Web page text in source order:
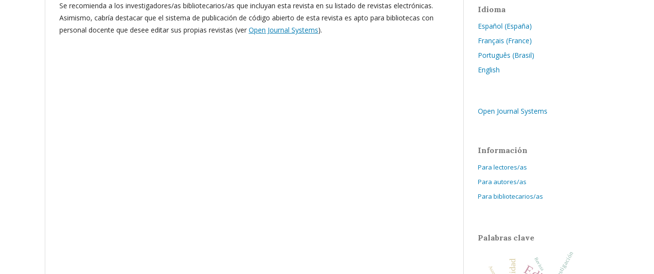
Se recomienda a los investigadores/as bibliotecarios/as que incluyan esta revista en su listado de revistas electrónicas.
Asimismo, cabría destacar que el sistema de publicación de código abierto de esta revista es apto para bibliotecas con
personal docente que desee editar sus propias revistas (ver Open Journal Systems).
Idioma
Español (España)
Français (France)
Português (Brasil)
English
Open Journal Systems
Información
Para lectores/as
Para autores/as
Para bibliotecarios/as
Palabras clave
Revista